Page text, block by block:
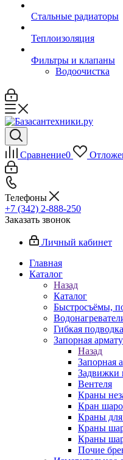
Стальные радиаторы
Теплоизоляция
Фильтры и клапаны
Водоочистка
Сравнение0
Телефоны
+7 (342) 2-888-250
Заказать звонок
Личный кабинет
Главная
Каталог
Назад
Каталог
Быстросъёмы,
Гибкая подводка
Запорная
Назад
Запорная
Задвижки
Вентеля
Краны
Кран
Краны
Краны
Краны
Почие